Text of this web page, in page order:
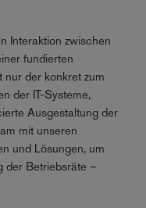
Interaktion zwischen
fundierten
nur der konkret zum
der IT-Systeme,
Ausgestaltung der
mit unseren
und Lösungen, um
der Betriebsräte –